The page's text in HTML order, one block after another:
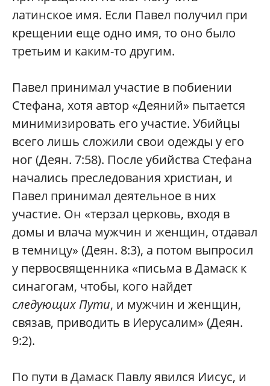
латинское имя. Если Павел получил при
крещении еще одно имя, то оно было
третьим и каким-то другим.
Павел принимал участие в побиении
Стефана, хотя автор «Деяний» пытается
минимизировать его участие. Убийцы
всего лишь сложили свои одежды у его
ног (Деян. 7:58). После убийства Стефана
начались преследования христиан, и
Павел принимал деятельное в них
участие. Он «терзал церковь, входя в
домы и влача мужчин и женщин, отдавал
в темницу» (Деян. 8:3), а потом выпросил
у первосвященника «письма в Дамаск к
синагогам, чтобы, кого найдет
следующих Пути, и мужчин и женщин,
связав, приводить в Иерусалим» (Деян.
9:2).
По пути в Дамаск Павлу явился Иисус, и